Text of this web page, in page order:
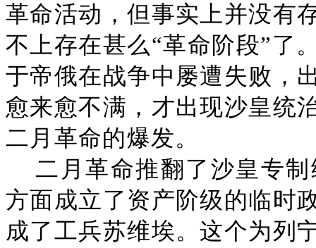
革命活动，但事实上并没有
不上存在甚么“革命阶段”了
于帝俄在战争中屡遭失败，
愈来愈不满，才出现沙皇统
二月革命的爆发。
二月革命推翻了沙皇专
方面成立了资产阶级的临时
成了工兵苏维埃。这个为列